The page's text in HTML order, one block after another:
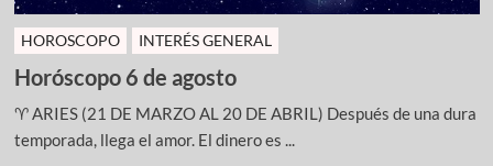
HOROSCOPO INTERÉS GENERAL
Horóscopo 6 de agosto
♈ ARIES (21 DE MARZO AL 20 DE ABRIL) Después de una dura
temporada, llega el amor. El dinero es ...